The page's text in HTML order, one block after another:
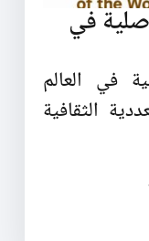
في
في العالم
الثقافية